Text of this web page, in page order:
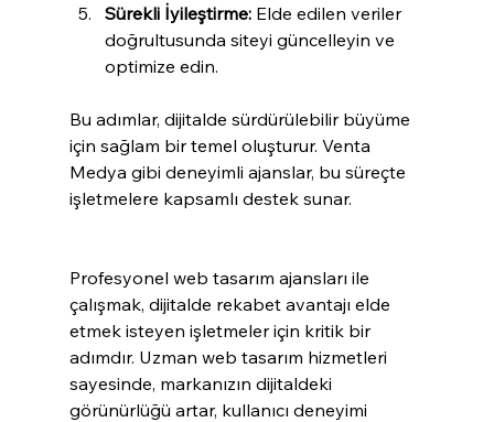
Sürekli İyileştirme: Elde edilen veriler
doğrultusunda siteyi güncelleyin ve
optimize edin.
Bu adımlar, dijitalde sürdürülebilir büyüme
için sağlam bir temel oluşturur. Venta
Medya gibi deneyimli ajanslar, bu süreçte
işletmelere kapsamlı destek sunar.
Profesyonel web tasarım ajansları ile
çalışmak, dijitalde rekabet avantajı elde
etmek isteyen işletmeler için kritik bir
adımdır. Uzman web tasarım hizmetleri
sayesinde, markanızın dijitaldeki
görünürlüğü artar, kullanıcı deneyimi